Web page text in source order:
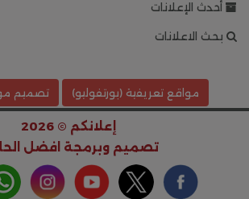
أحدث الإعلانات
بحث الاعلانات
مواقع تعريفية (بورتفوليو) تصميم
إعلانكم © 2026
تصميم وبرمجة افضل